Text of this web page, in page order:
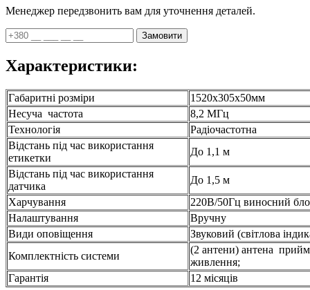
Менеджер передзвонить вам для уточнення деталей.
Замовити
Характеристики:
Габаритні розміри
1520х305х50мм
Несуча частота
8,2 МГц
Технологія
Радіочастотна
Відстань під час використання
етикетки
До 1,1 м
Відстань під час використання
датчика
До 1,5 м
Харчування
220В/50Гц виносний
Налаштування
Вручну
Види оповіщення
Звуковий (світлова
Комплектність системи
(2 антени) антена
живлення;
Гарантія
12 місяців